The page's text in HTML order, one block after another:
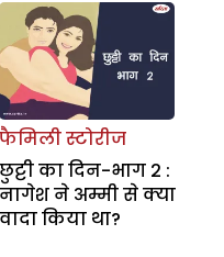
फैमिली स्टोरीज
छुट्टी का दिन-भाग 2 :
नागेश ने अम्मी से क्या
वादा किया था?